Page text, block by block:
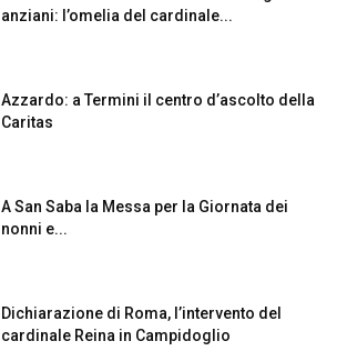
anziani: l’omelia del cardinale...
Azzardo: a Termini il centro d’ascolto della
Caritas
A San Saba la Messa per la Giornata dei
nonni e...
Dichiarazione di Roma, l’intervento del
cardinale Reina in Campidoglio